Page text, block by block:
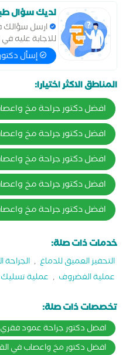
لديك سؤال
ارسل
للاجابة عليه
إسأل
المناطق الاكثر اختيارا:
افضل دكتور جراحة مخ
افضل دكتور جراحة مخ
افضل دكتور جراحة مخ
افضل دكتور جراحة مخ
افضل دكتور جراحة مخ
خدمات ذات صلة:
التحفيز العميق للدماغ , الجراحة
عملية الغضروف , عملية
تخصصات ذات صلة:
افضل دكتور جراحة عمود فقري
افضل دكتور مخ واعصاب في